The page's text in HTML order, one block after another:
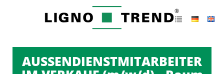
AUSSENDIENSTMITARBEITER